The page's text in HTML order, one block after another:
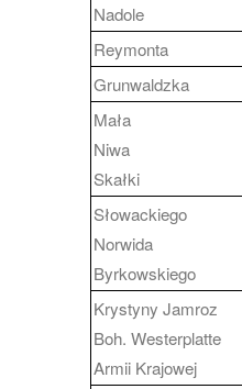
Nadole
Reymonta
Grunwaldzka
Mała
Niwa
Skałki
Słowackiego
Norwida
Byrkowskiego
Krystyny Jamroz
Boh. Westerplatte
Armii Krajowej